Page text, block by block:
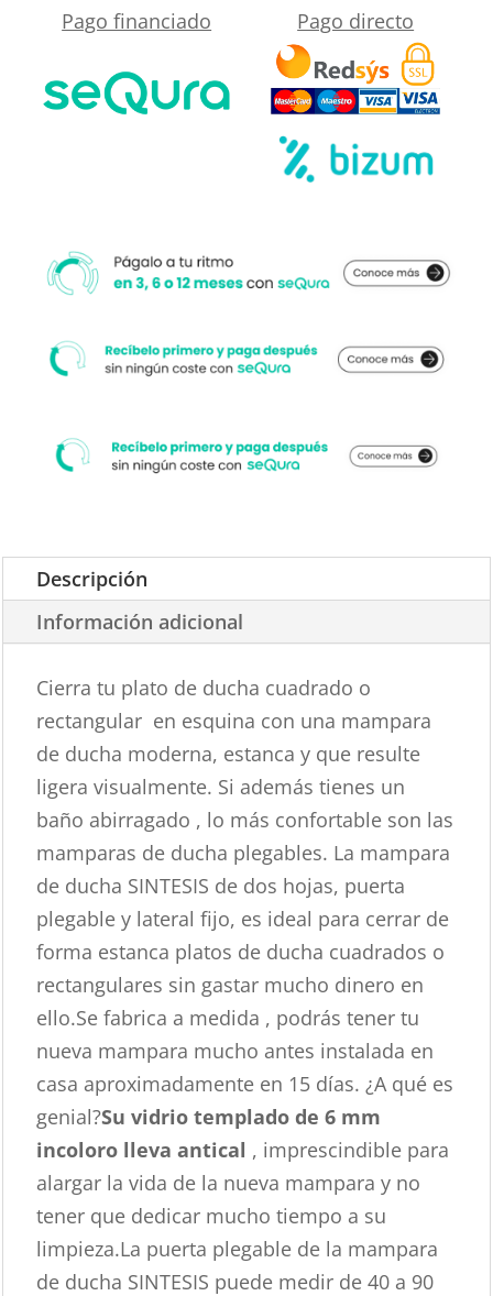
puerta
fabricada
MATE
cantidad
Pago financiado Pago directo
Descripción
Información adicional
Cierra tu plato de ducha cuadrado o
rectangular en esquina con una mampara
de ducha moderna, estanca y que resulte
ligera visualmente. Si además tienes un
baño abirragado , lo más confortable son las
mamparas de ducha plegables. La mampara
de ducha SINTESIS de dos hojas, puerta
plegable y lateral fijo, es ideal para cerrar de
forma estanca platos de ducha cuadrados o
rectangulares sin gastar mucho dinero en
ello.Se fabrica a medida , podrás tener tu
nueva mampara mucho antes instalada en
casa aproximadamente en 15 días. ¿A qué es
genial?Su vidrio templado de 6 mm
incoloro lleva antical , imprescindible para
alargar la vida de la nueva mampara y no
tener que dedicar mucho tiempo a su
limpieza.La puerta plegable de la mampara
de ducha SINTESIS puede medir de 40 a 90